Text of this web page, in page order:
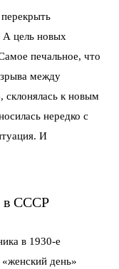
А цель новых
печальное, что
между
склонялась к новым
нередко с
И
в СССР
в 1930-е
день»